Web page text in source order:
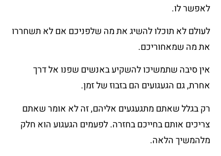
לאפשר לו.
לעולם לא תוכלו להשיג את מה שלפניכם אם לא תשחררו
את מה שמאחוריכם.
אין סיבה שתמשיכו להשקיע באנשים שפנו אל דרך
אחרת, גם הגעגועים הם בזבוז של זמן.
רק בגלל שאתם מתגעגעים אליהם, זה לא אומר שאתם
צריכים אותם בחייכם בחזרה. לפעמים הגעגוע הוא חלק
מלהמשיך הלאה.